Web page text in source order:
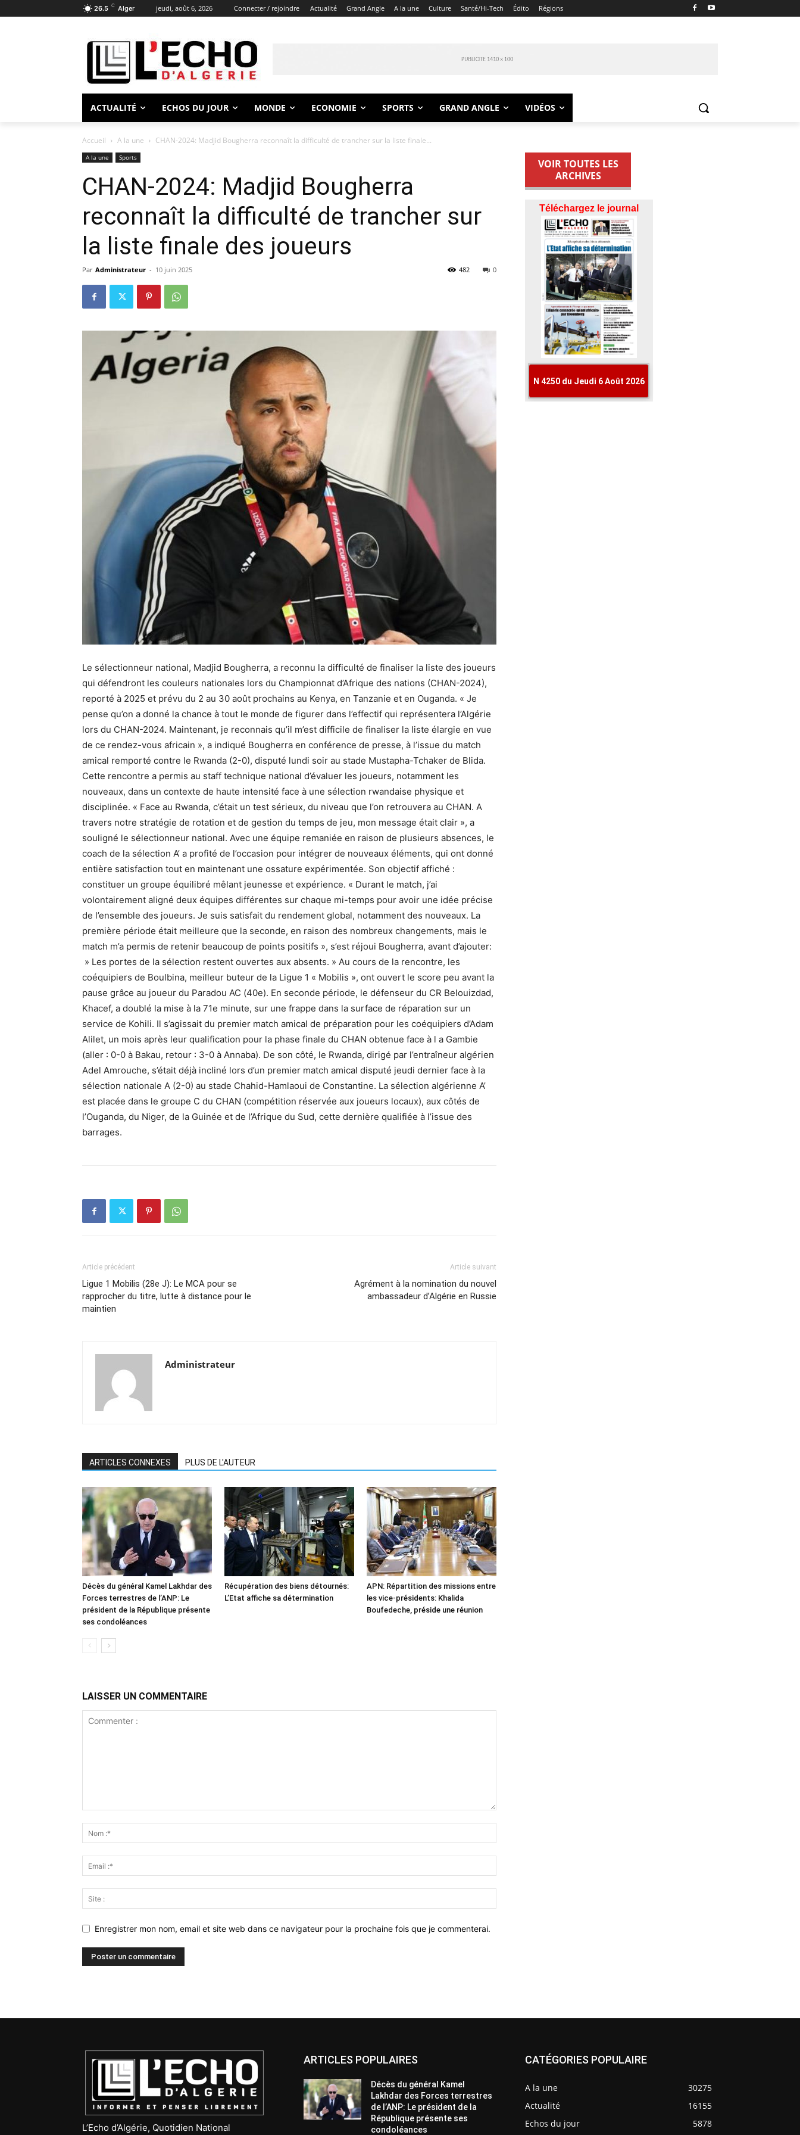
26.5 C Alger jeudi, août 6, 2026 Connecter / rejoindre Actualité Grand Angle A la une Culture Santé/Hi-Tech Édito Régions
ACTUALITÉ ECHOS DU JOUR MONDE ECONOMIE SPORTS GRAND ANGLE VIDÉOS
Accueil A la une CHAN-2024: Madjid Bougherra reconnaît la difficulté de trancher sur la liste finale...
A la une Sports
CHAN-2024: Madjid Bougherra
reconnaît la difficulté de trancher sur
la liste finale des joueurs
Par Administrateur - 10 juin 2025 0
482
Le sélectionneur national, Madjid Bougherra, a reconnu la difficulté de finaliser la liste des joueurs
qui défendront les couleurs nationales lors du Championnat d’Afrique des nations (CHAN-2024),
reporté à 2025 et prévu du 2 au 30 août prochains au Kenya, en Tanzanie et en Ouganda. « Je
pense qu’on a donné la chance à tout le monde de figurer dans l’effectif qui représentera l’Algérie
lors du CHAN-2024. Maintenant, je reconnais qu’il m’est difficile de finaliser la liste élargie en vue
de ce rendez-vous africain », a indiqué Bougherra en conférence de presse, à l’issue du match
amical remporté contre le Rwanda (2-0), disputé lundi soir au stade Mustapha-Tchaker de Blida.
Cette rencontre a permis au staff technique national d’évaluer les joueurs, notamment les
nouveaux, dans un contexte de haute intensité face à une sélection rwandaise physique et
disciplinée. « Face au Rwanda, c’était un test sérieux, du niveau que l’on retrouvera au CHAN. A
travers notre stratégie de rotation et de gestion du temps de jeu, mon message était clair », a
souligné le sélectionneur national. Avec une équipe remaniée en raison de plusieurs absences, le
coach de la sélection A’ a profité de l’occasion pour intégrer de nouveaux éléments, qui ont donné
entière satisfaction tout en maintenant une ossature expérimentée. Son objectif affiché :
constituer un groupe équilibré mêlant jeunesse et expérience. « Durant le match, j’ai
volontairement aligné deux équipes différentes sur chaque mi-temps pour avoir une idée précise
de l’ensemble des joueurs. Je suis satisfait du rendement global, notamment des nouveaux. La
première période était meilleure que la seconde, en raison des nombreux changements, mais le
match m’a permis de retenir beaucoup de points positifs », s’est réjoui Bougherra, avant d’ajouter:
» Les portes de la sélection restent ouvertes aux absents. » Au cours de la rencontre, les
coéquipiers de Boulbina, meilleur buteur de la Ligue 1 « Mobilis », ont ouvert le score peu avant la
pause grâce au joueur du Paradou AC (40e). En seconde période, le défenseur du CR Belouizdad,
Khacef, a doublé la mise à la 71e minute, sur une frappe dans la surface de réparation sur un
service de Kohili. Il s’agissait du premier match amical de préparation pour les coéquipiers d’Adam
Alilet, un mois après leur qualification pour la phase finale du CHAN obtenue face à l a Gambie
(aller : 0-0 à Bakau, retour : 3-0 à Annaba). De son côté, le Rwanda, dirigé par l’entraîneur algérien
Adel Amrouche, s’était déjà incliné lors d’un premier match amical disputé jeudi dernier face à la
sélection nationale A (2-0) au stade Chahid-Hamlaoui de Constantine. La sélection algérienne A’
est placée dans le groupe C du CHAN (compétition réservée aux joueurs locaux), aux côtés de
l’Ouganda, du Niger, de la Guinée et de l’Afrique du Sud, cette dernière qualifiée à l’issue des
barrages.
Article précédent
Ligue 1 Mobilis (28e J): Le MCA pour se
rapprocher du titre, lutte à distance pour le
maintien
Article suivant
Agrément à la nomination du nouvel
ambassadeur d’Algérie en Russie
Administrateur
ARTICLES CONNEXES PLUS DE L'AUTEUR
Décès du général Kamel Lakhdar des
Forces terrestres de l’ANP: Le
président de la République présente
ses condoléances
Récupération des biens détournés:
L’Etat affiche sa détermination
APN: Répartition des missions entre
les vice-présidents: Khalida
Boufedeche, préside une réunion
LAISSER UN COMMENTAIRE
Enregistrer mon nom, email et site web dans ce navigateur pour la prochaine fois que je commenterai.
VOIR TOUTES LES
ARCHIVES
L’Echo d’Algérie, Quotidien National
ARTICLES POPULAIRES
Décès du général Kamel
Lakhdar des Forces terrestres
de l’ANP: Le président de la
République présente ses
condoléances
CATÉGORIES POPULAIRE
A la une
30275
Actualité
16155
Echos du jour
5878